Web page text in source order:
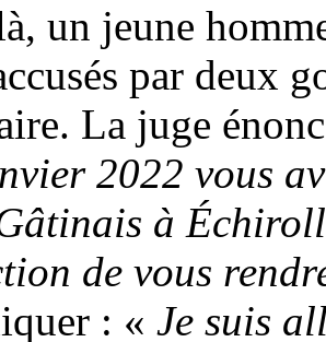
un jeune
par deux
La juge
2022 vous
à
de vous
: « Je suis